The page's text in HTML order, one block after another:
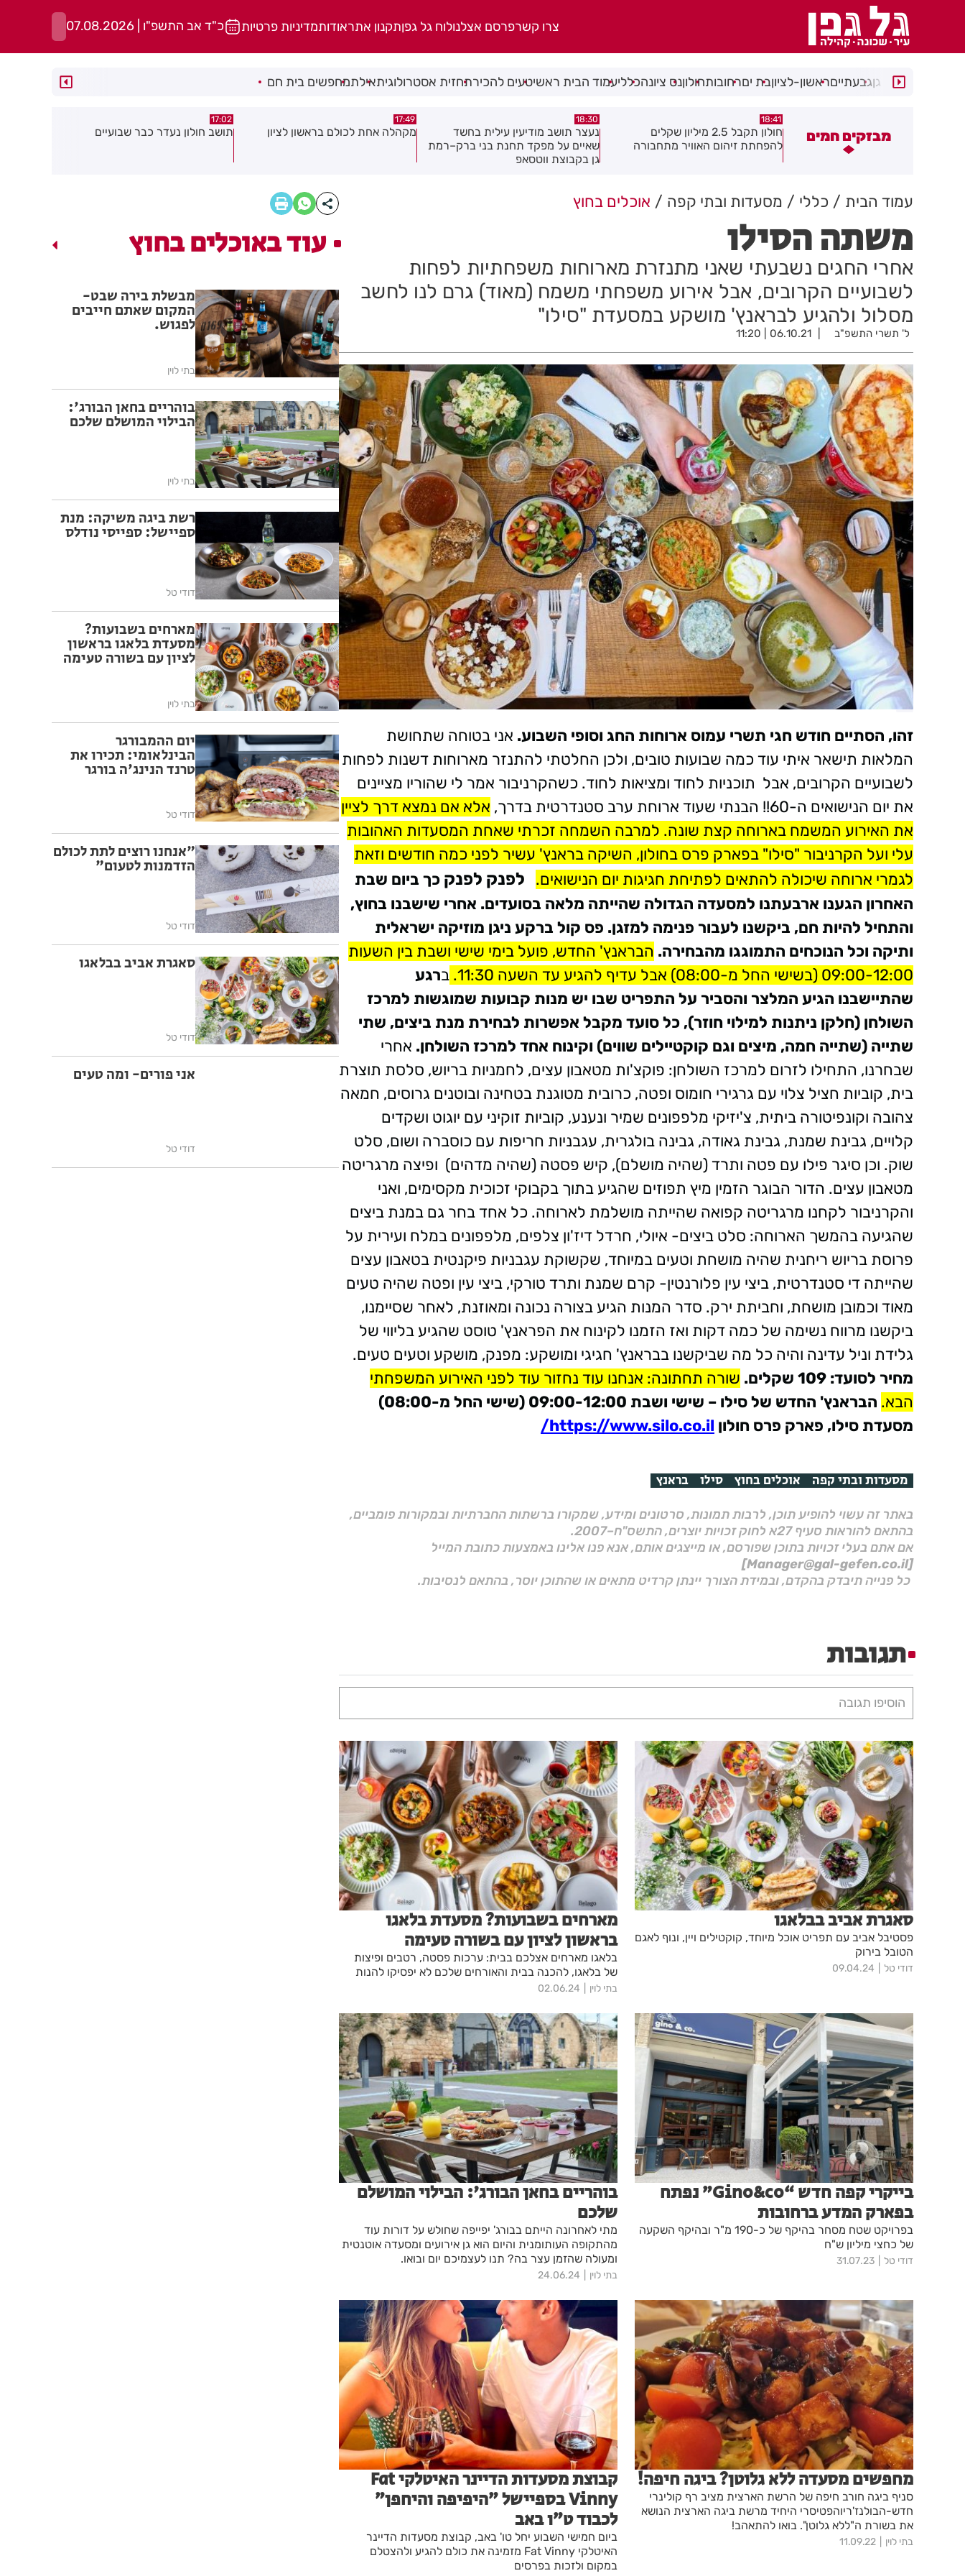
צרו קשרפרסם אצלנולוח גל גפןתקנון אתראודותמדיניות פרטיות כ"ד אב התשפ"ו | 07.08.2026
רמת גןגבעתייםראשון-לציוןבת יםרחובותחולוןנס ציונהכלליעמוד הבית ראשיטעים להכירתחזית אסטרולוגיתאילתמחפשים בית חם
מבזקים חמים
חולון תקבל 2.5 מיליון שקלים
להפחתת זיהום האוויר מתחבורה
18:30
נעצר תושב מודיעין עילית בחשד
שאיים על מפקד תחנת בני ברק–רמת
17:49
מקהלה אחת לכולם בראשון לציון
17:02
תושב חולון נעדר כבר שבועיים
15:21
"הרצל שמח בחמישי": עיריית רחובות
עמוד הבית כללי מסעדות ובתי קפה אוכלים בחוץ
משתה הסילו
אחרי החגים נשבעתי שאני מתנזרת מארוחות משפחתיות לפחות
לשבועיים הקרובים, אבל אירוע משפחתי משמח (מאוד) גרם לנו לחשב
מסלול ולהגיע לבראנץ' מושקע במסעדת "סילו"
ל' תשרי התשפ"ב 06.10.21 | 11:20
זהו, הסתיים חודש חגי תשרי עמוס ארוחות החג וסופי השבוע. אני בטוחה שתחושת
המלאות תישאר איתי עוד כמה שבועות טובים, ולכן החלטתי להתנזר מארוחות דשנות לפחות
לשבועיים הקרובים, אבל תוכניות לחוד ומציאות לחוד. כשהקרניבור אמר לי שהוריו מציינים
את יום הנישואים ה-60!! הבנתי שעוד ארוחת ערב סטנדרטית בדרך,
אלא אם נמצא דרך לציין
את האירוע המשמח בארוחה קצת שונה. למרבה השמחה זכרתי שאחת המסעדות האהובות
עלי ועל הקרניבור "סילו" בפארק פרס בחולון, השיקה בראנץ' עשיר לפני כמה חודשים וזאת
לגמרי ארוחה שיכולה להתאים לפתיחת חגיגות יום הנישואים.
לפנק לפנק כך ביום שבת
האחרון הגענו ארבעתנו למסעדה הגדולה שהייתה מלאה בסועדים. אחרי שישבנו בחוץ,
והתחיל להיות חם, ביקשנו לעבור פנימה למזגן. פס קול ברקע ניגן מוזיקה ישראלית
ותיקה וכל הנוכחים התמוגגו מהבחירה. הבראנץ' החדש, פועל בימי שישי ושבת בין השעות
09:00-12:00 (בשישי החל מ-08:00) אבל עדיף להגיע עד השעה 11:30.
ברגע
שהתיישבנו הגיע המלצר והסביר על התפריט שבו יש מנות קבועות שמוגשות למרכז
השולחן (חלקן ניתנות למילוי חוזר), כל סועד מקבל אפשרות לבחירת מנת ביצים, שתי
שתייה (שתייה חמה, מיצים וגם קוקטיילים שווים) וקינוח אחד למרכז השולחן. אחרי
שבחרנו, התחילו לזרום למרכז השולחן: פוקצ'ות מטאבון עצים, לחמניות בריוש, סלסת תוצרת
בית, קוביות חציל צלוי עם גרגירי חומוס ופטה, כרובית מטוגנת בטחינה ובוטנים גרוסים, חמאה
צהובה וקונפיטורה ביתית, צ'יזיקי מלפפונים שמיר ונענע, קוביות זוקיני עם יוגוט ושקדים
קלויים, גבינת שמנת, גבינת גאודה, גבינה בולגרית, עגבניות חריפות עם כוסברה ושום, סלט
שוק. וכן סיגר פילו עם פטה ותרד (שהיה מושלם), קיש פסטה (שהיה מדהים) ופיצה מרגריטה
מטאבון עצים. הדור הבוגר הזמין מיץ תפוזים שהגיע בתוך בקבוקי זכוכית מקסימים, ואני
והקרניבור לקחנו מרגריטה קפואה שהייתה מושלמת לארוחה. כל אחד בחר גם במנת ביצים
שהגיעה בהמשך הארוחה: סלט ביצים- איולי, חרדל דיז'ון צלפים, מלפפונים במלח ועירית על
פרוסת בריוש ריחנית שהיה מושחת וטעים במיוחד, שקשוקת עגבניות פיקנטית בטאבון עצים
שהייתה די סטנדרטית, ביצי עין פלורנטין- קרם שמנת ותרד טורקי, ביצי עין ופטה שהיה טעים
מאוד וכמובן מושחת, וחביתת ירק. סדר המנות הגיע בצורה נכונה ומאוזנת, לאחר שסיימנו,
ביקשנו מרווח נשימה של כמה דקות ואז הזמנו לקינוח את הפראנץ' טוסט שהגיע בליווי של
גלידת וניל עדינה והיה כל מה שביקשנו בבראנץ' חגיגי ומושקע: מפנק, מושקע וטעים טעים.
מחיר לסועד: 109 שקלים.
שורה תחתונה: אנחנו עוד נחזור עוד לפני האירוע המשפחתי
הבא. הבראנץ' החדש של סילו – שישי ושבת 09:00-12:00 (שישי החל מ-08:00)
מסעדת סילו, פארק פרס חולון https://www.silo.co.il/
מסעדות ובתי קפה אוכלים בחוץ סילו בראנץ
באתר זה עשוי להופיע תוכן, לרבות תמונות, סרטונים ומידע, שמקורו ברשתות החברתיות ובמקורות פומביים,
בהתאם להוראות סעיף 27א לחוק זכויות יוצרים, התשס"ח–2007.
אם אתם בעלי זכויות בתוכן שפורסם, או מייצגים אותם, אנא פנו אלינו באמצעות כתובת המייל
[Manager@gal-gefen.co.il]
כל פנייה תיבדק בהקדם, ובמידת הצורך יינתן קרדיט מתאים או שהתוכן יוסר, בהתאם לנסיבות.
תגובות
הוסיפו תגובה
סאגרת אביב בבלאגו
פסטיבל אביב עם תפריט אוכל מיוחד, קוקטילים ויין, ונוף לאגם
הטובל בירוק
דודי טל 09.04.24
מארחים בשבועות? מסעדת בלאגו
בראשון לציון עם בשורה טעימה
בלאגו מארחים אצלכם בבית: ערכות פסטה, רטבים ופיצות
של בלאגו, להכנה בבית והאורחים שלכם לא יפסיקו להנות
בתי לוין 02.06.24
בייקרי קפה חדש “Gino&co” נפתח
בפארק המדע ברחובות
בפרויקט שטח מסחר בהיקף של כ-190 מ"ר ובהיקף השקעה
של כחצי מיליון ש"ח
דודי טל 31.07.23
בוהריים בחאן הבורג': הבילוי המושלם
שלכם
מתי לאחרונה הייתם בבורג' יפייפה שחולש על דורות עוד
מהתקופה העותומנית והיום הוא גן אירועים ומסעדה אוטנטית
ומעולה שהזמן עצר בה? תנו לעצמיכם יום ובואו.
בתי לוין 24.06.24
מחפשים מסעדה ללא גלוטן? ביגה חיפה!
סניף ביגה חורב חיפה של הרשת הארצית מציב רף קולינרי
חדש-הבולנז'ריוהפטיסרי היחיד מרשת ביגה הארצית הנושא
את בשורת ה"ללא גלוטן". בואו להתאהב!
בתי לוין 11.09.22
קבוצת מסעדות הדיינר האיטלקי Fat
Vinny בספיישל ״היפיפה והיחפן״
לכבוד ט״ו באב
ביום חמישי השבוע יחל טו' באב, קבוצת מסעדות הדיינר
האיטלקי Fat Vinny מזמינה את כולם להגיע ולהצטלם
במקום ולזכות בפרסים
עוד באוכלים בחוץ
מבשלת בירה שבט-
המקום שאתם חייבים
לפגוש.
בתי לוין
בוהריים בחאן הבורג':
הבילוי המושלם שלכם
בתי לוין
רשת ביגה משיקה: מנת
ספיישל: ספייסי נודלס
דודי טל
מארחים בשבועות?
מסעדת בלאגו בראשון
לציון עם בשורה טעימה
בתי לוין
יום ההמבורגר
הבינלאומי: תכירו את
טרנד הנינג'ה בורגר
דודי טל
"אנחנו רוצים לתת לכולם
הזדמנות לטעום"
דודי טל
סאגרת אביב בבלאגו
דודי טל
אני פורים- ומה טעים
דודי טל